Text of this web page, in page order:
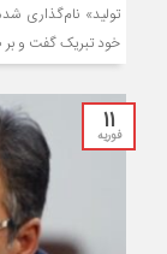
تولید» نام‌گذاری
خود تبریک گفت و بر
11
فوریه